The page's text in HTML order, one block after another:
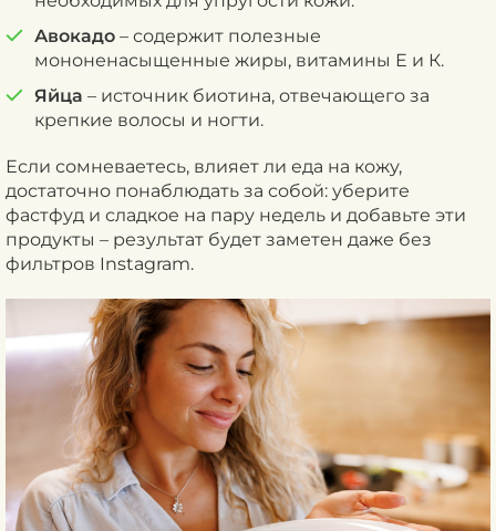
Авокадо – содержит полезные
мононенасыщенные жиры, витамины Е и К.
Яйца – источник биотина, отвечающего за
крепкие волосы и ногти.
Если сомневаетесь, влияет ли еда на кожу,
достаточно понаблюдать за собой: уберите
фастфуд и сладкое на пару недель и добавьте эти
продукты – результат будет заметен даже без
фильтров Instagram.